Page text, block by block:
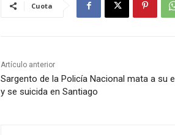
Cuota
Artículo anterior
Sargento de la Policía Nacional mata a su
y se suicida en Santiago